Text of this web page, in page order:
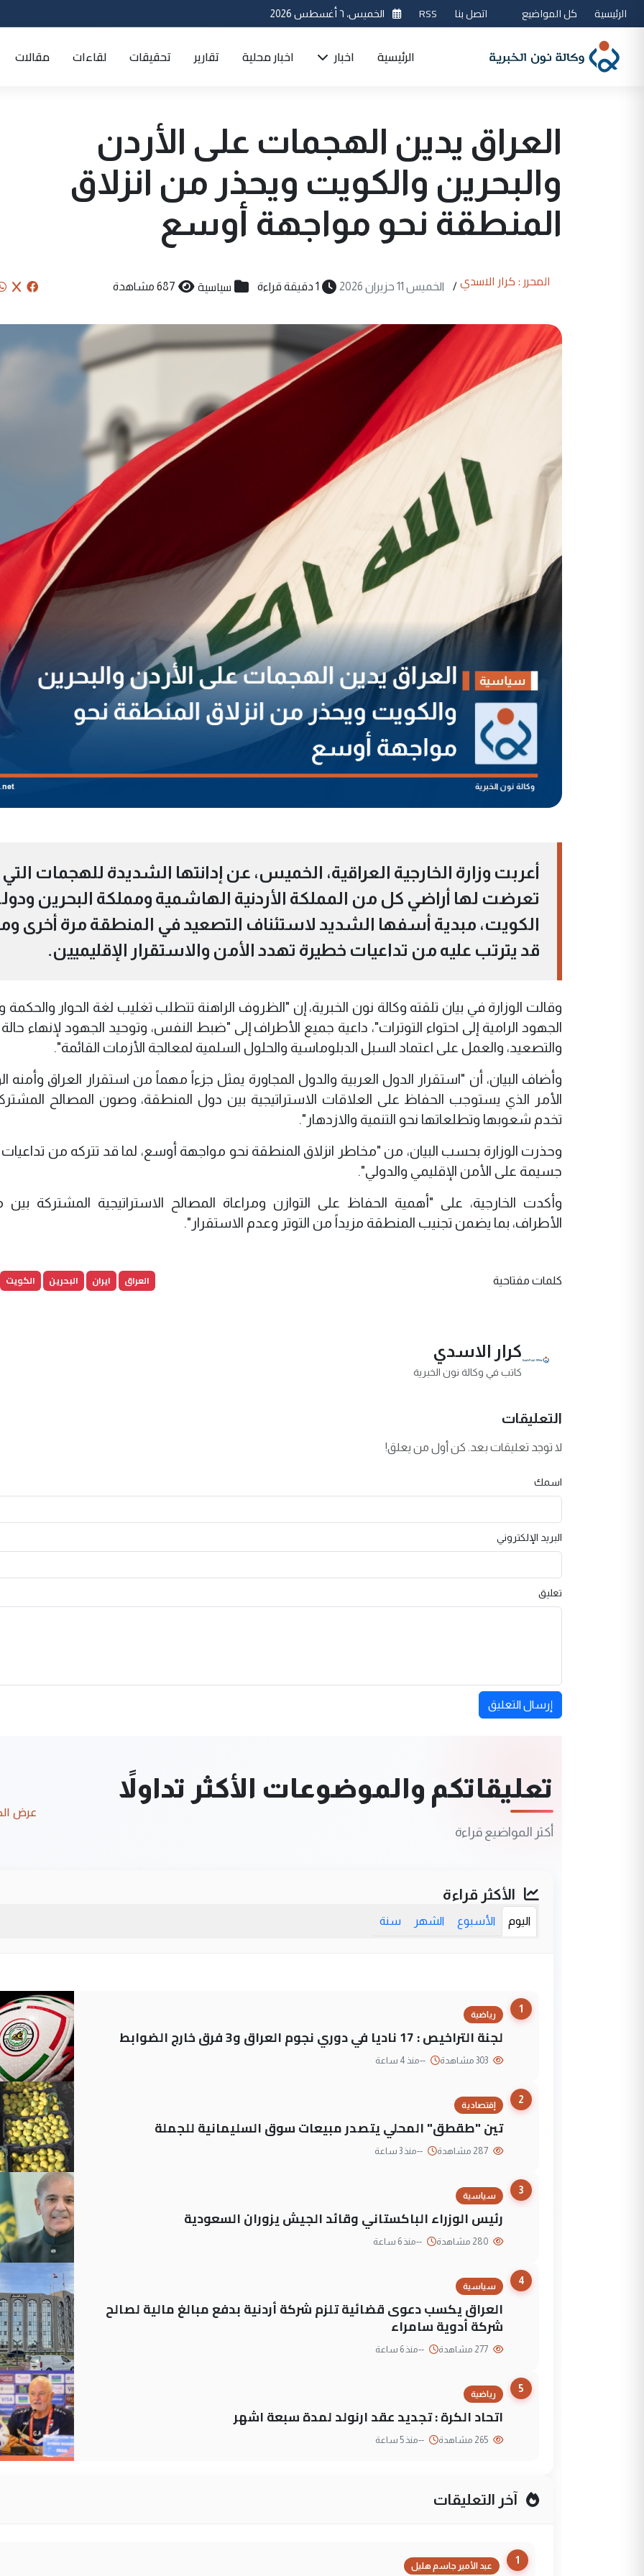
الرئيسية كل المواضيع اتصل بنا RSS الخميس، ٦ أغسطس 2026
الرئيسية اخبار اخبار محلية تقارير تحقيقات لقاءات مقالات
العراق يدين الهجمات على الأردن
والبحرين والكويت ويحذر من انزلاق
المنطقة نحو مواجهة أوسع
المحرر : كرار الاسدي / الخميس 11 حزيران 2026 1 دقيقة قراءة سياسية 687 مشاهدة
أعربت وزارة الخارجية العراقية، الخميس، عن إدانتها الشديدة للهجمات التي
تعرضت لها أراضي كل من المملكة الأردنية الهاشمية ومملكة البحرين
الكويت، مبدية أسفها الشديد لاستئناف التصعيد في المنطقة مرة أخرى
قد يترتب عليه من تداعيات خطيرة تهدد الأمن والاستقرار الإقليميين.
وقالت الوزارة في بيان تلقته وكالة نون الخبرية، إن "الظروف الراهنة تتطلب تغليب لغة الحوار والحكمة
الجهود الرامية إلى احتواء التوترات"، داعية جميع الأطراف إلى "ضبط النفس، وتوحيد الجهود لإنهاء
والتصعيد، والعمل على اعتماد السبل الدبلوماسية والحلول السلمية لمعالجة الأزمات القائمة".
وأضاف البيان، أن "استقرار الدول العربية والدول المجاورة يمثل جزءاً مهماً من استقرار العراق وأمنه
الأمر الذي يستوجب الحفاظ على العلاقات الاستراتيجية بين دول المنطقة، وصون المصالح
تخدم شعوبها وتطلعاتها نحو التنمية والازدهار".
وحذرت الوزارة بحسب البيان، من "مخاطر انزلاق المنطقة نحو مواجهة أوسع، لما قد تتركه من
جسيمة على الأمن الإقليمي والدولي".
وأكدت الخارجية، على "أهمية الحفاظ على التوازن ومراعاة المصالح الاستراتيجية المشتركة
الأطراف، بما يضمن تجنيب المنطقة مزيداً من التوتر وعدم الاستقرار".
كلمات مفتاحية العراق ايران البحرين الكويت
كرار الاسدي
كاتب في وكالة نون الخبرية
التعليقات
لا توجد تعليقات بعد. كن أول من يعلق!
اسمك
البريد الإلكتروني
تعليق
إرسال التعليق
تعليقاتكم والموضوعات الأكثر تداولاً
أكثر المواضيع قراءة
عرض
الأكثر قراءة
اليوم الأسبوع الشهر سنة
1
رياضية
لجنة التراخيص : 17 ناديا في دوري نجوم العراق و3 فرق خارج الضوابط
--منذ 4 ساعة
2
إقتصادية
تين "طقطق" المحلي يتصدر مبيعات سوق السليمانية للجملة
--منذ 3 ساعة
3
سياسية
رئيس الوزراء الباكستاني وقائد الجيش يزوران السعودية
--منذ 6 ساعة
4
سياسية
العراق يكسب دعوى قضائية تلزم شركة أردنية بدفع مبالغ مالية لصالح
شركة أدوية سامراء
--منذ 6 ساعة
5
رياضية
اتحاد الكرة : تجديد عقد ارنولد لمدة سبعة اشهر
--منذ 5 ساعة
آخر التعليقات
1
عبد الأمير جاسم هليل